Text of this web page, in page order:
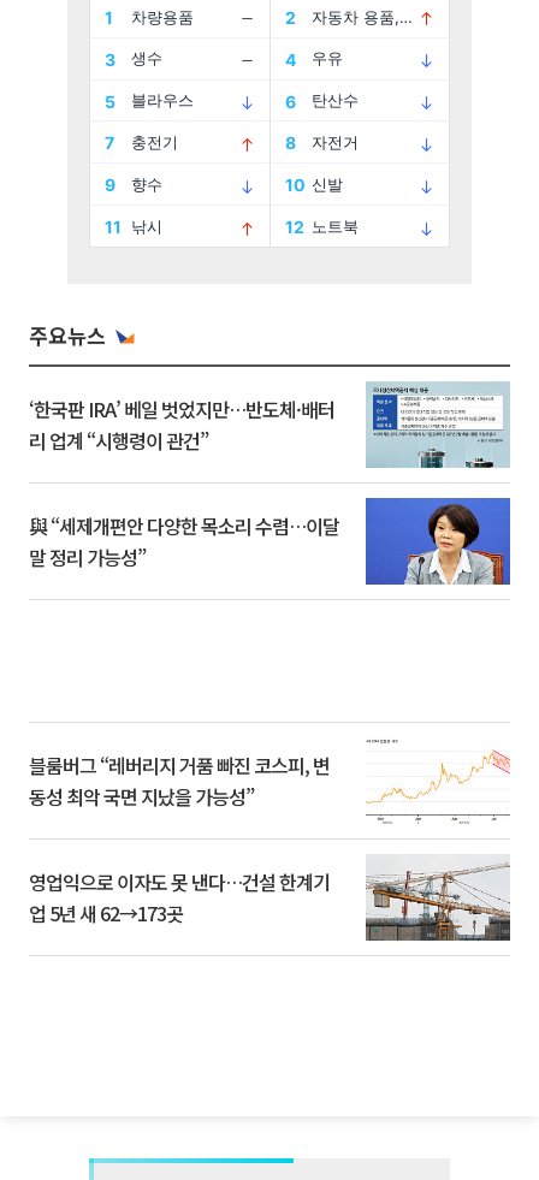
주요뉴스
‘한국판 IRA’ 베일 벗었지만…반도체·배터
리 업계 “시행령이 관건”
與 “세제개편안 다양한 목소리 수렴…이달
말 정리 가능성”
블룸버그 “레버리지 거품 빠진 코스피, 변
동성 최악 국면 지났을 가능성”
영업익으로 이자도 못 낸다…건설 한계기
업 5년 새 62→173곳